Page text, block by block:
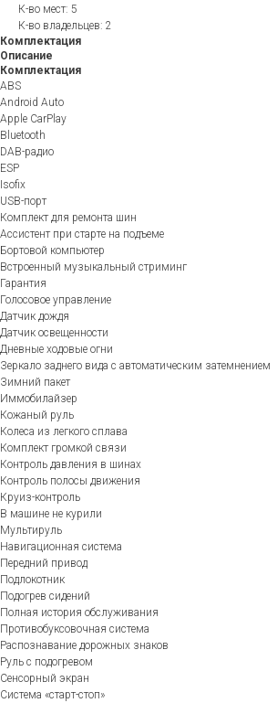
К-во мест: 5
К-во владельцев: 2
Комплектация
Описание
Комплектация
ABS
Android Auto
Apple CarPlay
Bluetooth
DAB-радио
ESP
Isofix
USB-порт
Комплект для ремонта шин
Ассистент при старте на подъеме
Бортовой компьютер
Встроенный музыкальный стриминг
Гарантия
Голосовое управление
Датчик дождя
Датчик освещенности
Дневные ходовые огни
Зеркало заднего вида с автоматическим затемнением
Зимний пакет
Иммобилайзер
Кожаный руль
Колеса из легкого сплава
Комплект громкой связи
Контроль давления в шинах
Контроль полосы движения
Круиз-контроль
В машине не курили
Мультируль
Навигационная система
Передний привод
Подлокотник
Подогрев сидений
Полная история обслуживания
Противобуксовочная система
Распознавание дорожных знаков
Руль с подогревом
Сенсорный экран
Система «старт-стоп»